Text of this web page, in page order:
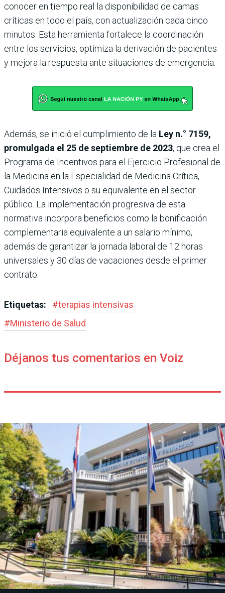
conocer en tiempo real la disponibilidad de camas
críticas en todo el país, con actualización cada cinco
minutos. Esta herramienta fortalece la coordinación
entre los servicios, optimiza la derivación de pacientes
y mejora la respuesta ante situaciones de emergencia.
Además, se inició el cumplimiento de la Ley n.° 7159,
promulgada el 25 de septiembre de 2023, que crea el
Programa de Incentivos para el Ejercicio Profesional de
la Medicina en la Especialidad de Medicina Crítica,
Cuidados Intensivos o su equivalente en el sector
público. La implementación progresiva de esta
normativa incorpora beneficios como la bonificación
complementaria equivalente a un salario mínimo,
además de garantizar la jornada laboral de 12 horas
universales y 30 días de vacaciones desde el primer
contrato.
Etiquetas: #terapias intensivas
#Ministerio de Salud
Déjanos tus comentarios en Voiz